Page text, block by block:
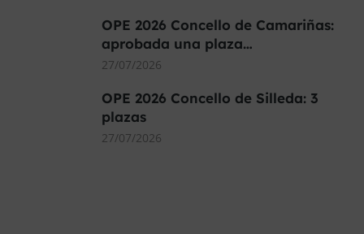
OPE 2026 Concello de Camariñas:
aprobada una plaza…
27/07/2026
OPE 2026 Concello de Silleda: 3
plazas
27/07/2026